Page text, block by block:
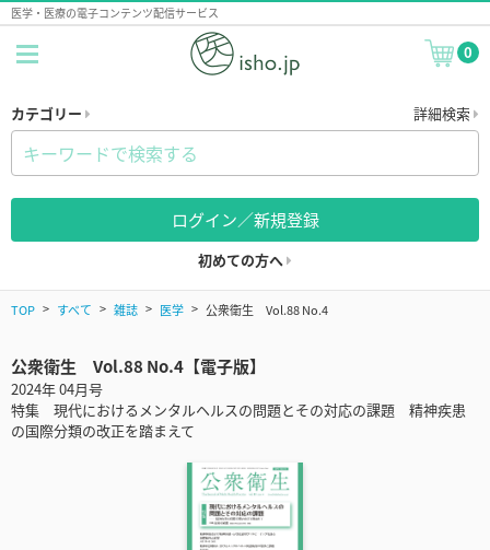
医学・医療の電子コンテンツ配信サービス
0
カテゴリー 詳細検索
ログイン／新規登録
初めての方へ
TOP すべて 雑誌 医学 公衆衛生 Vol.88 No.4
公衆衛生 Vol.88 No.4【電子版】
2024年 04月号
特集 現代におけるメンタルヘルスの問題とその対応の課題 精神疾患
の国際分類の改正を踏まえて